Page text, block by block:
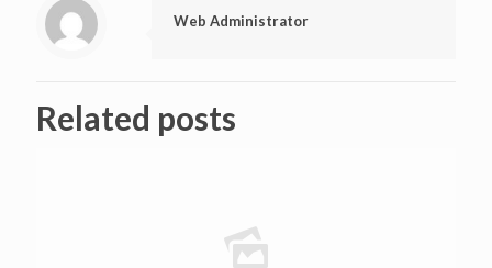
Web Administrator
Related posts